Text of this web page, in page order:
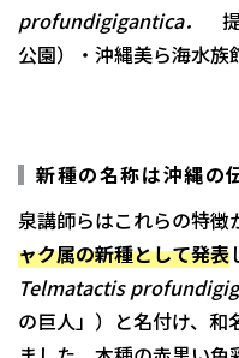
profundigigantica．
公園）・沖縄美ら海水族
新種の名称は沖縄の
泉講師らはこれらの特徴
ャク属の新種として発表
Telmatactis
の巨人」）と名付け、和